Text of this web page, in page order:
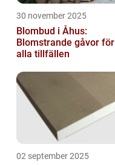
30 november 2025
Blombud i Åhus:
Blomstrande gåvor för
alla tillfällen
02 september 2025